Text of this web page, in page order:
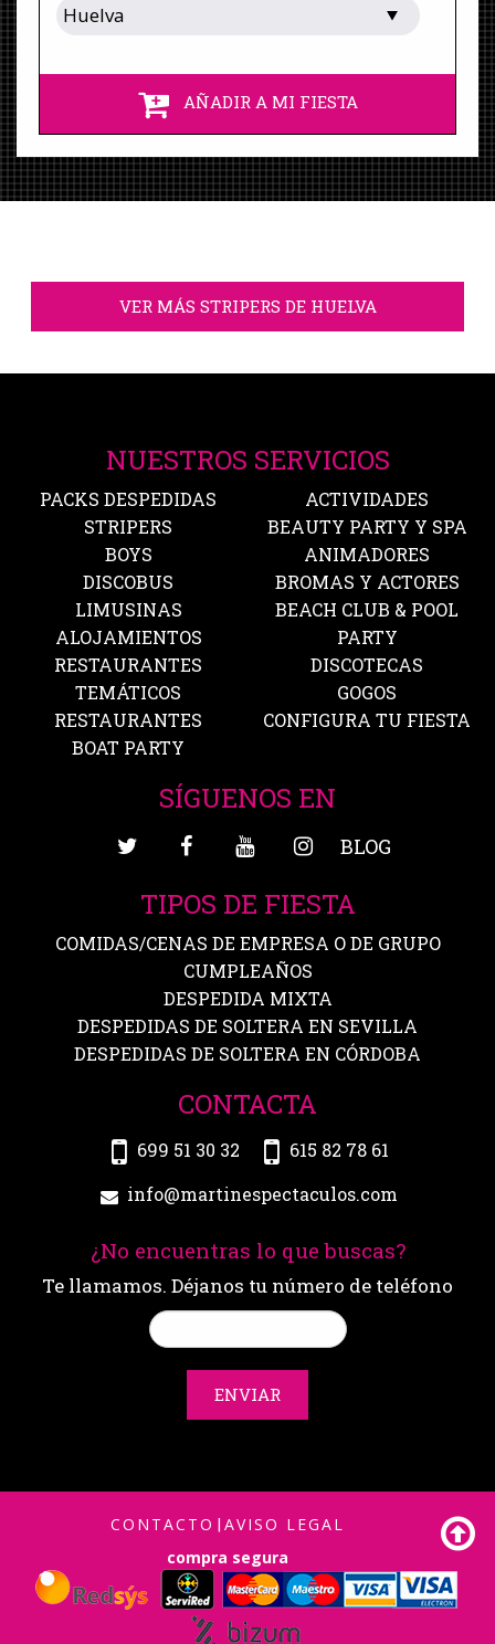
AÑADIR A MI FIESTA
VER MÁS STRIPERS DE HUELVA
NUESTROS SERVICIOS
PACKS DESPEDIDAS
STRIPERS
BOYS
DISCOBUS
LIMUSINAS
ALOJAMIENTOS
RESTAURANTES
TEMÁTICOS
RESTAURANTES
BOAT PARTY
ACTIVIDADES
BEAUTY PARTY Y SPA
ANIMADORES
BROMAS Y ACTORES
BEACH CLUB & POOL
PARTY
DISCOTECAS
GOGOS
CONFIGURA TU FIESTA
SÍGUENOS EN
BLOG
TIPOS DE FIESTA
COMIDAS/CENAS DE EMPRESA O DE GRUPO
CUMPLEAÑOS
DESPEDIDA MIXTA
DESPEDIDAS DE SOLTERA EN SEVILLA
DESPEDIDAS DE SOLTERA EN CÓRDOBA
CONTACTA
699 51 30 32
615 82 78 61
info@martinespectaculos.com
¿No encuentras lo que buscas?
Te llamamos. Déjanos tu número de teléfono
ENVIAR
CONTACTO | AVISO LEGAL
compra segura